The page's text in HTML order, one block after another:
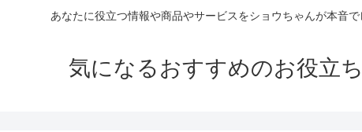
あなたに役立つ情報や商品やサービスをショウちゃんが本音
気になるおすすめのお役立